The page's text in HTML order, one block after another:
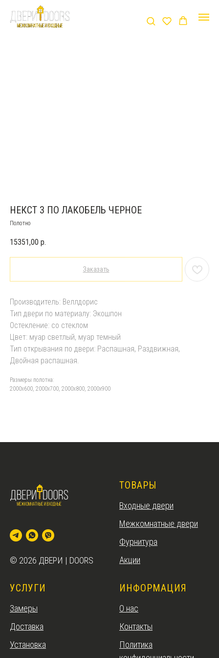
НЕКСТ 3 ПО ЛАКОБЕЛЬ ЧЕРНОЕ
Полотно
15351,00 р.
Заказать
Производитель: Веллдорис
Тип двери по материалу: Экошпон
Остекление: со стеклом
Цвет: муар светлый, муар темный
Тип открывания по двери: Распашная, Раздвижная,
Двойная распашная.
Размеры полотна:
2000х600, 2000х700, 2000х800, 2000х900
© 2026 ДВЕРИ | DOORS
ТОВАРЫ
Входные двери
Межкомнатные двери
Фурнитура
Акции
УСЛУГИ
Замеры
Доставка
Установка
ИНФОРМАЦИЯ
О нас
Контакты
Политика